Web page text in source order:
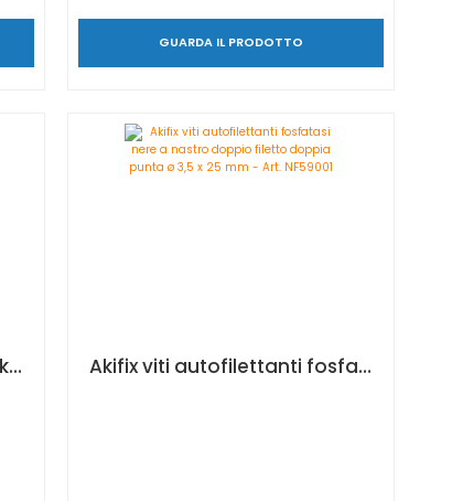
GUARDA IL PRODOTTO
Akifix Viti autoperforanti Teks zincata bianca ø 4,2 x 13 mm - 1000pz - Art. NF64001 Akifix viti autofilettanti fosfatasi nere a nastro doppio filetto doppia punta ø 3,5 x 25 mm - Art. NF59001